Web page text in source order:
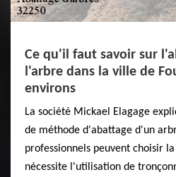
Ce qu'il faut savoir sur
l'arbre dans la ville de
environs
La société Mickael Elagage
de méthode d'abattage d'un
professionnels peuvent choisir
nécessite l'utilisation de